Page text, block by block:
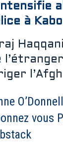
à
O’Donnell
vous